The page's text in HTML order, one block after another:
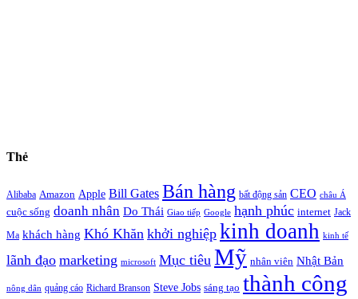
Thẻ
Alibaba Amazon Apple Bill Gates Bán hàng bất động sản CEO châu Á
cuộc sống doanh nhân Do Thái Giao tiếp Google hạnh phúc internet Jack
Ma khách hàng Khó Khăn khởi nghiệp kinh doanh kinh tế
lãnh đạo marketing microsoft Mục tiêu Mỹ nhân viên Nhật Bản
nông dân quảng cáo Richard Branson Steve Jobs sáng tạo thành công